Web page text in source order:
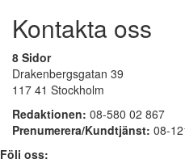
Kontakta oss
8 Sidor
Drakenbergsgatan 39
117 41 Stockholm
Redaktionen: 08-580 02 867
Prenumerera/Kundtjänst: 08-
Följ oss: